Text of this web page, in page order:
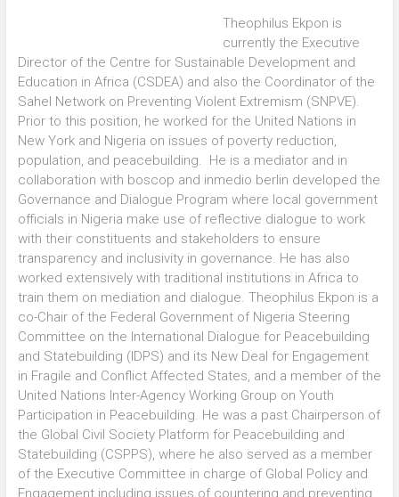
Theophilus Ekpon is
currently the Executive
Director of the Centre for Sustainable Development and
Education in Africa (CSDEA) and also the Coordinator of the
Sahel Network on Preventing Violent Extremism (SNPVE).
Prior to this position, he worked for the United Nations in
New York and Nigeria on issues of poverty reduction,
population, and peacebuilding. He is a mediator and in
collaboration with boscop and inmedio berlin developed the
Governance and Dialogue Program where local government
officials in Nigeria make use of reflective dialogue to work
with their constituents and stakeholders to ensure
transparency and inclusivity in governance. He has also
worked extensively with traditional institutions in Africa to
train them on mediation and dialogue. Theophilus Ekpon is a
co-Chair of the Federal Government of Nigeria Steering
Committee on the International Dialogue for Peacebuilding
and Statebuilding (IDPS) and its New Deal for Engagement
in Fragile and Conflict Affected States, and a member of the
United Nations Inter-Agency Working Group on Youth
Participation in Peacebuilding. He was a past Chairperson of
the Global Civil Society Platform for Peacebuilding and
Statebuilding (CSPPS), where he also served as a member
of the Executive Committee in charge of Global Policy and
Engagement including issues of countering and preventing